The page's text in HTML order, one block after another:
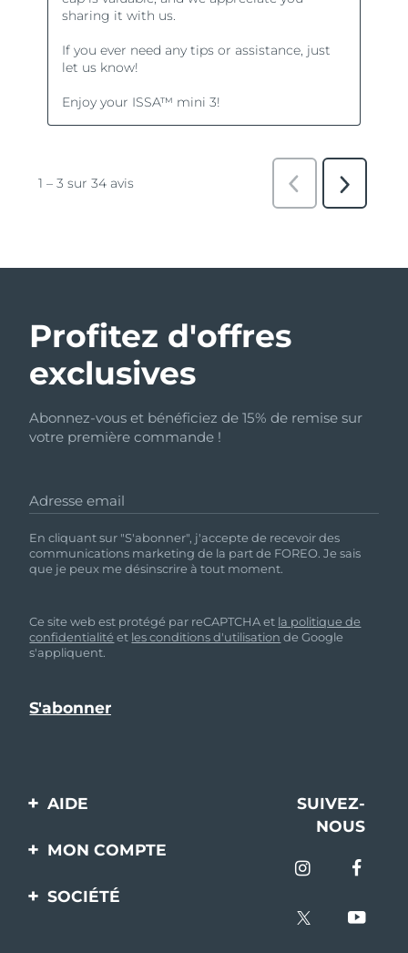
Profitez d'offres
exclusives
Abonnez-vous et bénéficiez de 15% de remise sur
votre première commande !
Adresse email
En cliquant sur "S'abonner", j'accepte de recevoir des
communications marketing de la part de FOREO. Je sais
que je peux me désinscrire à tout moment.
Ce site web est protégé par reCAPTCHA et la politique de
confidentialité et les conditions d'utilisation de Google
s'appliquent.
AIDE
Contactez-nous
livraisons
SUIVEZ-
NOUS
MON COMPTE
Enregistrement produit
SOCIÉTÉ